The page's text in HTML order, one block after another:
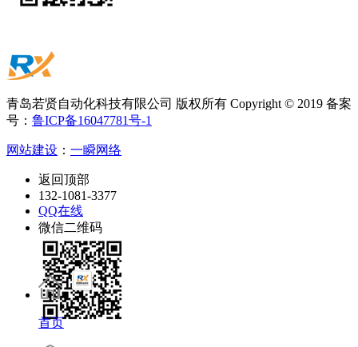
青岛若贤自动化科技有限公司 版权所有 Copyright © 2019 备案
号： 鲁ICP备16047781号-1
网站建设 ： 一瞬网络
返回顶部
132-1081-3377
QQ在线
微信二维码
首页